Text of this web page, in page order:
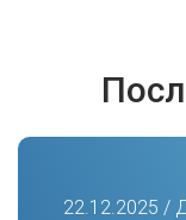
22.12.2025 /